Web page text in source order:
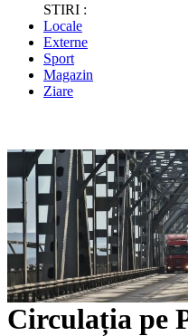
STIRI :
Locale
Externe
Sport
Magazin
Ziare
Circulația pe